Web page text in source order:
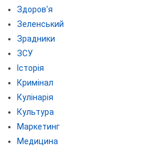
Здоров'я
Зеленський
Зрадники
ЗСУ
Історія
Кримінал
Кулінарія
Культура
Маркетинг
Медицина